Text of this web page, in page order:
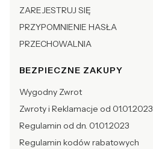
ZAREJESTRUJ SIĘ
PRZYPOMNIENIE HASŁA
PRZECHOWALNIA
BEZPIECZNE ZAKUPY
Wygodny Zwrot
Zwroty i Reklamacje od 01.01.2023
Regulamin od dn. 01.01.2023
Regulamin kodów rabatowych